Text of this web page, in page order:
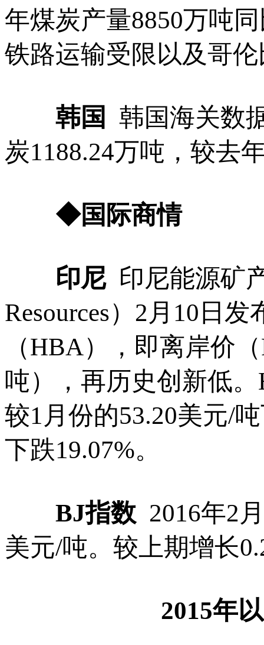
年煤炭产量8850万吨
铁路运输受限以及哥
韩国 韩国海关数
炭1188.24万吨，较去
◆国际商情
印尼印尼能源矿
Resources）2月10日
（HBA），即离岸价
吨），再历史创新低
较1月份的53.20美元/
下跌19.07%。
BJ指数 2016年2
美元/吨。较上期增长
2015年